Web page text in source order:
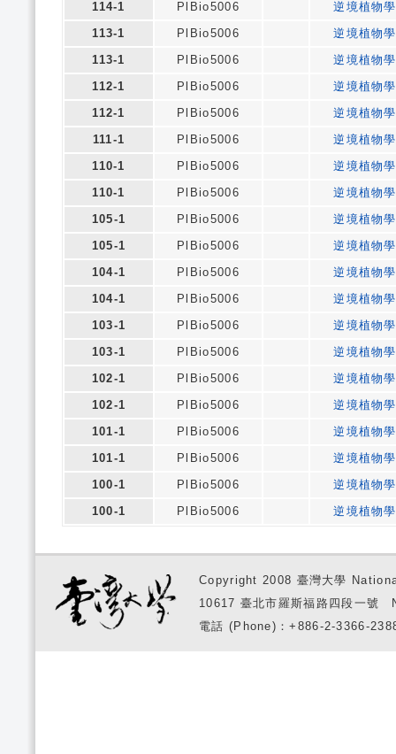
114-1
PlBio5006
逆境植物學
113-1
PlBio5006
逆境植物學
113-1
PlBio5006
逆境植物學
112-1
PlBio5006
逆境植物學
112-1
PlBio5006
逆境植物學
111-1
PlBio5006
逆境植物學
110-1
PlBio5006
逆境植物學
110-1
PlBio5006
逆境植物學
105-1
PlBio5006
逆境植物學
105-1
PlBio5006
逆境植物學
104-1
PlBio5006
逆境植物學
104-1
PlBio5006
逆境植物學
103-1
PlBio5006
逆境植物學
103-1
PlBio5006
逆境植物學
102-1
PlBio5006
逆境植物學
102-1
PlBio5006
逆境植物學
101-1
PlBio5006
逆境植物學
101-1
PlBio5006
逆境植物學
100-1
PlBio5006
逆境植物學
100-1
PlBio5006 逆境植物學
Copyright 2008 臺灣大學
10617 臺北市羅斯福路四段一
電話 (Phone)：+886-2-3366-